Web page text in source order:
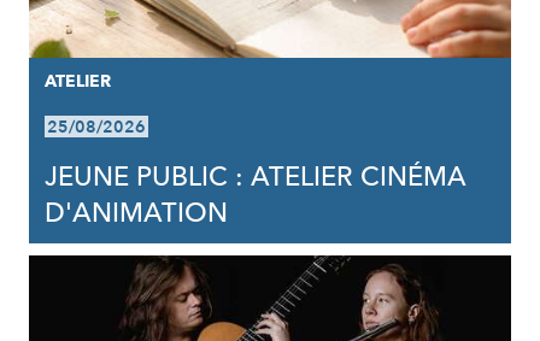
ATELIER
25/08/2026
JEUNE PUBLIC : ATELIER CINÉMA
D'ANIMATION